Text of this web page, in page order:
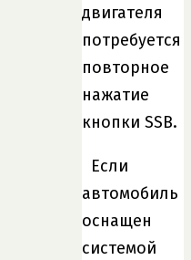
двигателя
потребуется
повторное
нажатие
кнопки SSB.
Если
автомобиль
оснащен
системой